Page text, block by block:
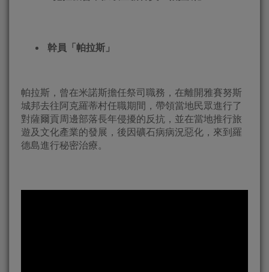
幹員「帕拉斯」
帕拉斯，曾在米諾斯擔任祭司職務，在離開雅賽努斯
城邦去往阿克羅蒂村任職期間，帶領當地民眾進行了
對薩爾貢周邊部落長年侵擾的反抗，並在當地推行旅
遊及文化產業的發展，後因礦石病病況惡化，來到羅
德島進行秘密治療。